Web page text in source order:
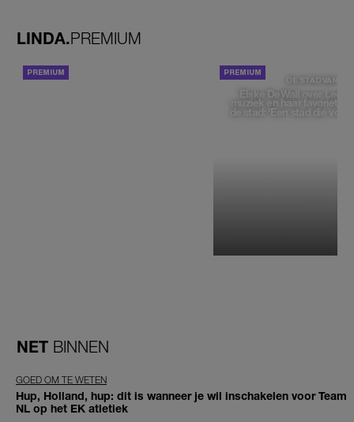
LINDA.PREMIUM
DE STAD VAN
Elske DeWall over
muziek en haar favoriete
de stad: 'Een stad die
NET BINNEN
GOED OM TE WETEN
Hup, Holland, hup: dit is wanneer je wil inschakelen voor Team
NL op het EK atletiek